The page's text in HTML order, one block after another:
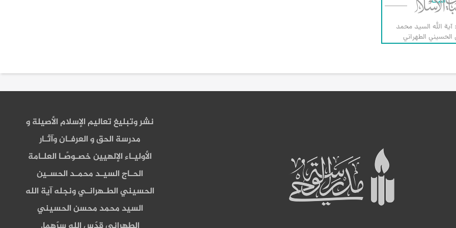
آية الله السيد محمد
الطهراني
نشر وتبليغ تعاليم الإسلام الأصيلة و
مدرسة الحق و العرفـان وآثـار
الأوليـاء الإلهيين خصـوصًـا العلـامة
الحـاج السيـد محمـد الحسـين
الحسيني الطـهرانـي ونجله آية الله
السيد محمد محسن الحسيني